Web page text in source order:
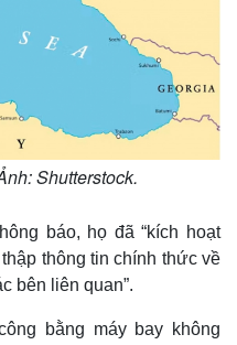
Shutterstock.
báo, họ đã “kích hoạt
thông tin chính thức về
bên liên quan”.
bằng máy bay không